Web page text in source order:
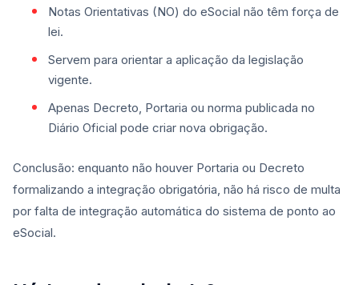
Notas Orientativas (NO) do eSocial não têm força de
lei.
Servem para orientar a aplicação da legislação
vigente.
Apenas Decreto, Portaria ou norma publicada no
Diário Oficial pode criar nova obrigação.
Conclusão: enquanto não houver Portaria ou Decreto
formalizando a integração obrigatória, não há risco de multa
por falta de integração automática do sistema de ponto ao
eSocial.